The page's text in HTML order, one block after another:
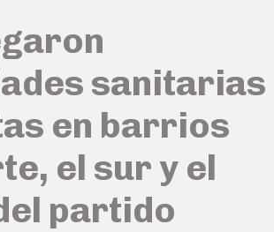
sanitarias
en barrios
el sur y el
partido